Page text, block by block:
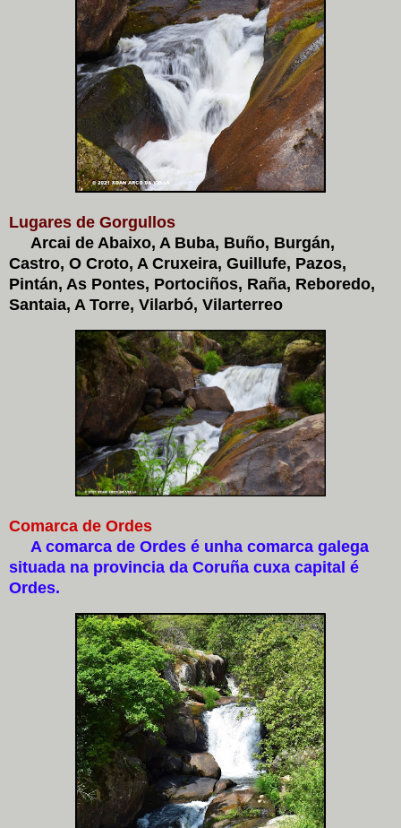
Lugares de Gorgullos
Arcai de Abaixo, A Buba, Buño, Burgán,
Castro, O Croto, A Cruxeira, Guillufe, Pazos,
Pintán, As Pontes, Portociños, Raña, Reboredo,
Santaia, A Torre, Vilarbó, Vilarterreo
Comarca de Ordes
A comarca de Ordes é unha comarca galega
situada na provincia da Coruña cuxa capital é
Ordes.